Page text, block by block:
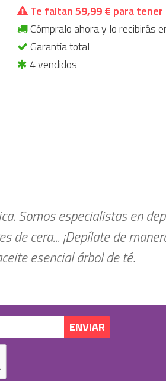
Te faltan59,99 € para
Cómpralo ahora y lo recibirás
Garantía total
4 vendidos
Somos especialistas en
de cera... ¡Depílate de
esencial árbol de té.